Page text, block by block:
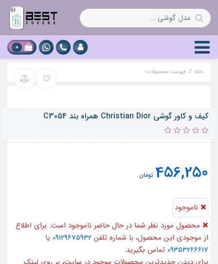
0
خانه فهرست محصولات
کیف و کاور گوشی Christian Dior همراه بند C3054
456,250 تومان
ناموجود
محصول مورد نظر شما در حال حاضر ناموجود است. برای اطلاع
از موجودی این محصول، با شماره تلفن 09129675932 یا
09353266617 تماس بگیرید.